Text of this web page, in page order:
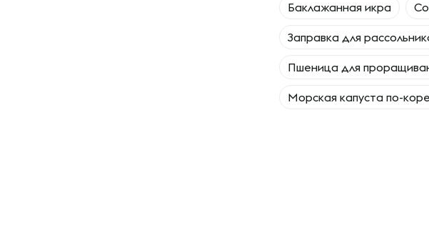
Баклажанная икра
Заправка для
Пшеница для
Морская капуста по-